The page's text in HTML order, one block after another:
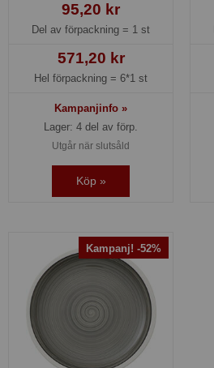
95,20 kr
Del av förpackning = 1 st
571,20 kr
Hel förpackning = 6*1 st
Kampanjinfo »
Lager: 4 del av förp.
Utgår när slutsåld
Köp »
Kampanj! -52%